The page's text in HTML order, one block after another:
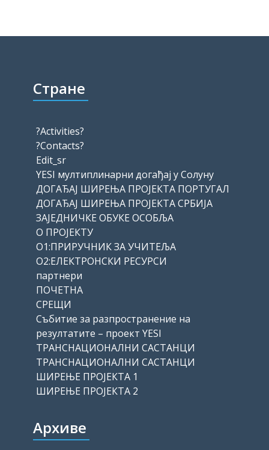
Стране
?Activities?
?Contacts?
Edit_sr
YESI мултиплинарни догађај у Солуну
ДОГАЂАЈ ШИРЕЊА ПРОЈЕКТА ПОРТУГАЛ
ДОГАЂАЈ ШИРЕЊА ПРОЈЕКТА СРБИЈА
ЗАЈЕДНИЧКЕ ОБУКЕ ОСОБЉА
О ПРОЈЕКТУ
О1:ПРИРУЧНИК ЗА УЧИТЕЉА
О2:ЕЛЕКТРОНСКИ РЕСУРСИ
партнери
ПОЧЕТНА
СРЕЩИ
Събитие за разпространение на
резултатите – проект YESI
ТРАНСНАЦИОНАЛНИ САСТАНЦИ
ТРАНСНАЦИОНАЛНИ САСТАНЦИ
ШИРЕЊЕ ПРОЈЕКТА 1
ШИРЕЊЕ ПРОЈЕКТА 2
Архиве